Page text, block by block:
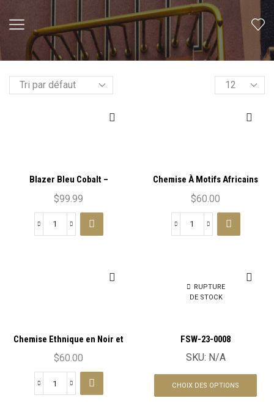
Blazer Bleu Cobalt –
L’Élégance Éthnique
$99.99
Chemise À Motifs Africains
Éclatants – Élégance et
$60.00
Chemise Ethnique en Noir et
Blanc : Le Classique
$60.00
RUPTURE
DE STOCK
FSW-23-0008
SKU: N/A
CHOIX DES OPTIONS